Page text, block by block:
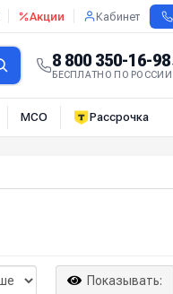
Акции Кабинет
8 800 350-16-98
БЕСПЛАТНО ПО РОССИИ
МСО Рассрочка
Показывать: